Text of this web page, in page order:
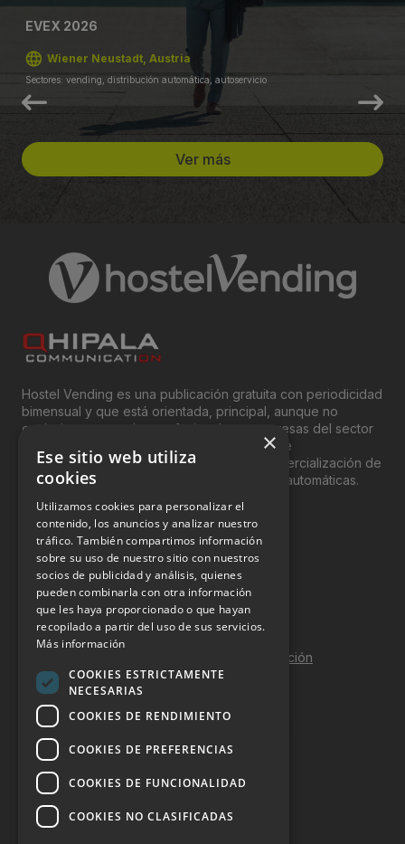
EVEX 2026
Wiener Neustadt, Austria
Sectores: vending, distribución automática, autoservicio
Ver más
Hostel Vending es una publicación gratuita con periodicidad
bimensual y que está orientada, principal, aunque no
exclusivamente, a los profesionales y empresas del sector
del “Vending”; nombre con el que se conoce
genéricamente entre profesionales a la comercialización de
productos y servicios a través de máquinas automáticas.
INFORMACIÓN LEGAL
Aviso Legal
Política de Privacidad
Política de Cookies
Política de calidad y seguridad de la información
Contacto
DOSSIER Y CONTRATACIÓN
Dossier 2026 (ES)
×
Ese sitio web utiliza
cookies
Utilizamos cookies para personalizar el
contenido, los anuncios y analizar nuestro
tráfico. También compartimos información
sobre su uso de nuestro sitio con nuestros
socios de publicidad y análisis, quienes
pueden combinarla con otra información
que les haya proporcionado o que hayan
recopilado a partir del uso de sus servicios.
Más información
COOKIES ESTRICTAMENTE
NECESARIAS
COOKIES DE RENDIMIENTO
COOKIES DE PREFERENCIAS
COOKIES DE FUNCIONALIDAD
COOKIES NO CLASIFICADAS